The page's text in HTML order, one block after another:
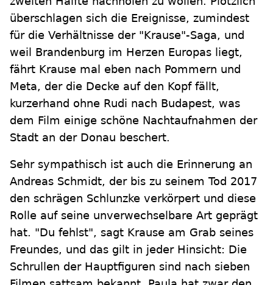
überschlagen sich die Ereignisse, zumindest
für die Verhältnisse der "Krause"-Saga, und
weil Brandenburg im Herzen Europas liegt,
fährt Krause mal eben nach Pommern und
Meta, der die Decke auf den Kopf fällt,
kurzerhand ohne Rudi nach Budapest, was
dem Film einige schöne Nachtaufnahmen der
Stadt an der Donau beschert.
Sehr sympathisch ist auch die Erinnerung an
Andreas Schmidt, der bis zu seinem Tod 2017
den schrägen Schlunzke verkörpert und diese
Rolle auf seine unverwechselbare Art geprägt
hat. "Du fehlst", sagt Krause am Grab seines
Freundes, und das gilt in jeder Hinsicht: Die
Schrullen der Hauptfiguren sind nach sieben